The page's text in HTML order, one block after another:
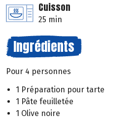
Cuisson
25 min
Ingrédients
Pour 4 personnes
1 Préparation pour tarte
1 Pâte feuilletée
1 Olive noire